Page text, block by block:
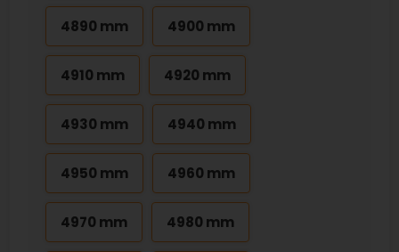
4890 mm 4900 mm
4910 mm 4920 mm
4930 mm 4940 mm
4950 mm 4960 mm
4970 mm 4980 mm